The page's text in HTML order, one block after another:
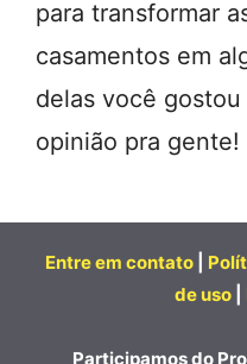
para transformar
casamentos em
delas você gostou
opinião pra gente!
Entre em contato|
de uso|
Participamos do